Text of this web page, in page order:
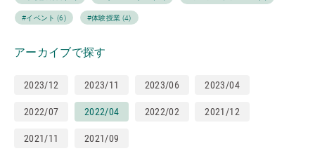
#イベント (6) #体験授業 (4)
アーカイブで探す
2023/12 2023/11 2023/06 2023/04
2022/07 2022/04 2022/02 2021/12
2021/11 2021/09